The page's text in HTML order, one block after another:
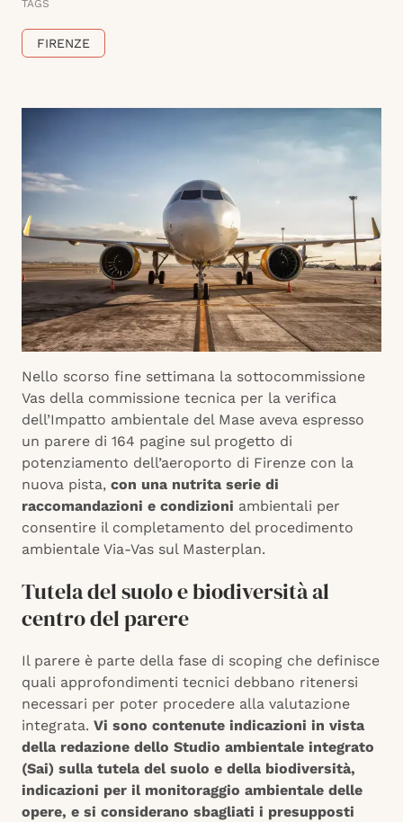
TAGS
FIRENZE
Nello scorso fine settimana la sottocommissione
Vas della commissione tecnica per la verifica
dell’Impatto ambientale del Mase aveva espresso
un parere di 164 pagine sul progetto di
potenziamento dell’aeroporto di Firenze con la
nuova pista, con una nutrita serie di
raccomandazioni e condizioni ambientali per
consentire il completamento del procedimento
ambientale Via-Vas sul Masterplan.
Tutela del suolo e biodiversità al
centro del parere
Il parere è parte della fase di scoping che definisce
quali approfondimenti tecnici debbano ritenersi
necessari per poter procedere alla valutazione
integrata. Vi sono contenute indicazioni in vista
della redazione dello Studio ambientale integrato
(Sai) sulla tutela del suolo e della biodiversità,
indicazioni per il monitoraggio ambientale delle
opere, e si considerano sbagliati i presupposti